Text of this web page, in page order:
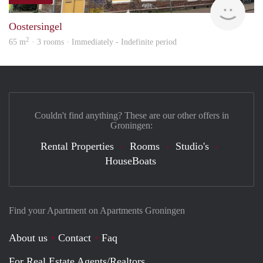
Oostersingel
65 m2 · 3 rooms · Immediately - Indefinite period
Find your Apartment on Apartments Groningen
About us Contact
Faq
Couldn't find anything? These are our other offers in
Groningen:
Rental Properties Rooms
Studio's
HouseBoats